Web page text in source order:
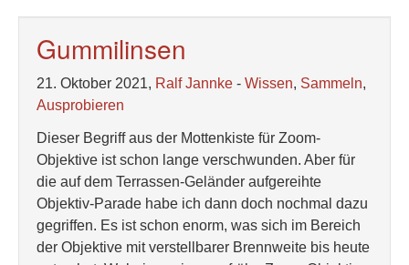
Gummilinsen
21. Oktober 2021, Ralf Jannke - Wissen, Sammeln,
Ausprobieren
Dieser Begriff aus der Mottenkiste für Zoom-
Objektive ist schon lange verschwunden. Aber für
die auf dem Terrassen-Geländer aufgereihte
Objektiv-Parade habe ich dann doch nochmal dazu
gegriffen. Es ist schon enorm, was sich im Bereich
der Objektive mit verstellbarer Brennweite bis heute